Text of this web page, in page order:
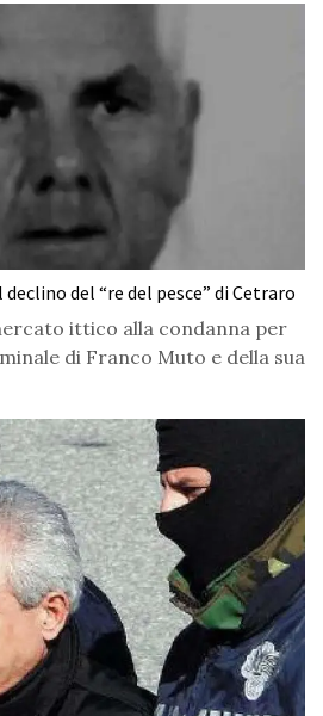
declino del “re del pesce” di Cetraro
ittico alla condanna per
di Franco Muto e della sua